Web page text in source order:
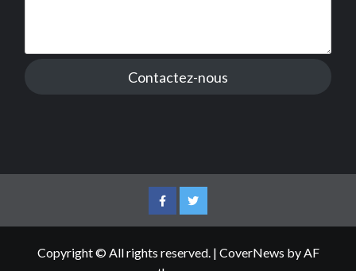
Contactez-nous
FacebookTwitter
Copyright © All rights reserved. | CoverNews by AF